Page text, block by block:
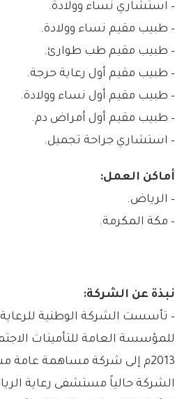
– استشاري نساء وولادة.
– طبيب مقيم نساء وولادة.
– طبيب مقيم طب طوارئ.
– طبيب مقيم أول رعاية حرجة.
– طبيب مقيم أول نساء وولادة.
– طبيب مقيم أول أمراض دم.
– استشاري جراحة تجميل.
أماكن العمل:
– الرياض.
– مكة المكرمة.
نبذة عن الشركة:
للمؤسسة العامة للتأمينات
2013م إلى شركة مساهمة
الشركة حالياً مستشفى رعاية